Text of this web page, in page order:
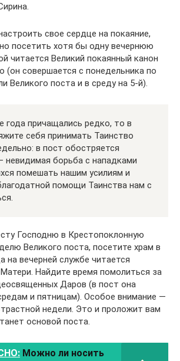
свое сердце на покаяние,
посетить хотя бы одну вечернюю
читается Великий покаянный канон
(он совершается с понедельника по
Великого поста и в среду на 5-й).
года причащались редко, то в
себя принимать Таинство
в пост обостряется
невидимая борьба с нападками
помешать нашим усилиям и
помощи Таинства нам с
Господню в Крестопоклонную
Великого поста, посетите храм в
на вечерней службе читается
Найдите время помолиться за
Даров (в пост она
и пятницам). Особое внимание —
недели. Это и проложит вам
основой поста.
Можно ли носить